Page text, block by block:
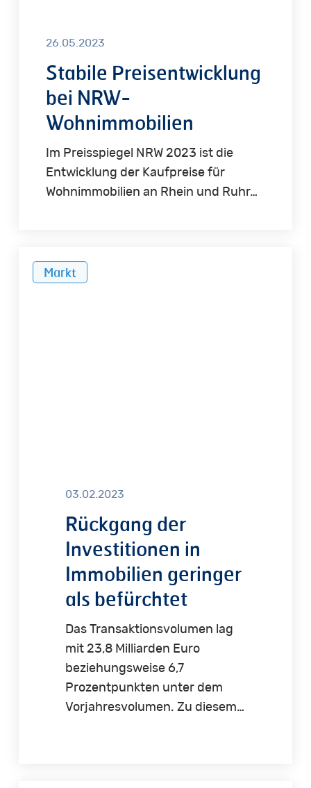
26.05.2023
Stabile Preisentwicklung
bei NRW-
Wohnimmobilien
Im Preisspiegel NRW 2023 ist die
Entwicklung der Kaufpreise für
Wohnimmobilien an Rhein und Ruhr…
Markt
03.02.2023
Rückgang der
Investitionen in
Immobilien geringer
als befürchtet
Das Transaktionsvolumen lag
mit 23,8 Milliarden Euro
beziehungsweise 6,7
Prozentpunkten unter dem
Vorjahresvolumen. Zu diesem…